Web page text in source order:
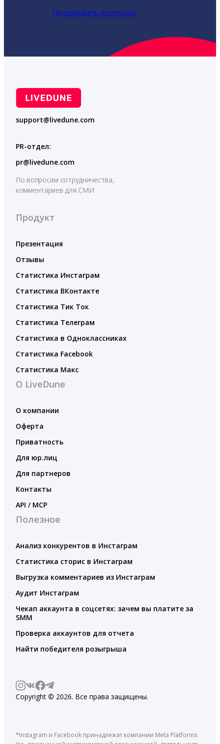
Попробовать бесплатно
support@livedune.com
PR-отдел:
pr@livedune.com
По вопросам сотрудничества,
комментариев для СМИ
Продукт
Презентация
Отзывы
Статистика Инстаграм
Статистика ВКонтакте
Статистика Тик Ток
Статистика Телеграм
Статистика в Одноклассниках
Статистика Facebook
Статистика Макс
О LiveDune
О компании
Оферта
Приватность
Для юр.лиц
Для партнеров
Контакты
API / MCP
Полезное
Анализ конкурентов в Инстаграм
Статистика сторис в Инстаграм
Выгрузка комментариев из Инстаграм
Аудит Инстаграм
Чекап аккаунта в соцсетях: зачем вы платите за
SMM
Проверка аккаунтов для отчета
Найти победителя розыгрыша
Copyright © 2026. Все права защищены.
*Instagram и Facebook принадлежат компании Meta Platforms